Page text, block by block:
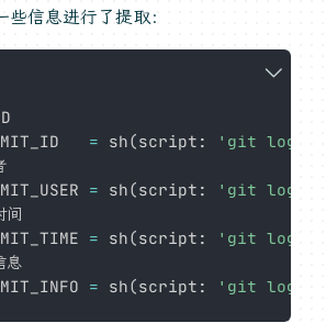
信息进行了提取：
= sh(script:
'git log --
= sh(script:
'git log --
= sh(script:
'git log --
息
= sh(script: 'git log --